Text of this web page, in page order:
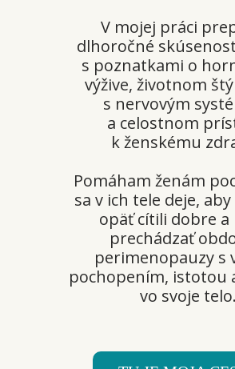
V mojej práci
dlhoročné
s poznatkami o
výžive, životnom
s nervovým
a celostnom
k ženskému
Pomáham ženám
sa v ich tele deje,
opäť cítili dobre a
prechádzať
perimenopauzy s
pochopením, istotou
vo svoje telo.